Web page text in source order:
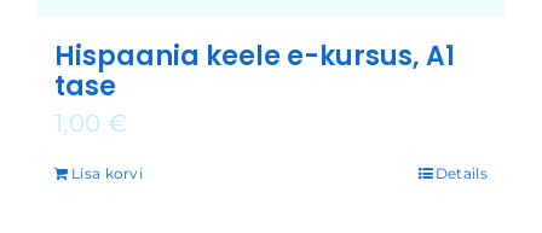
Hispaania keele e-kursus, A1
tase
1,00 €
Lisa korvi Details